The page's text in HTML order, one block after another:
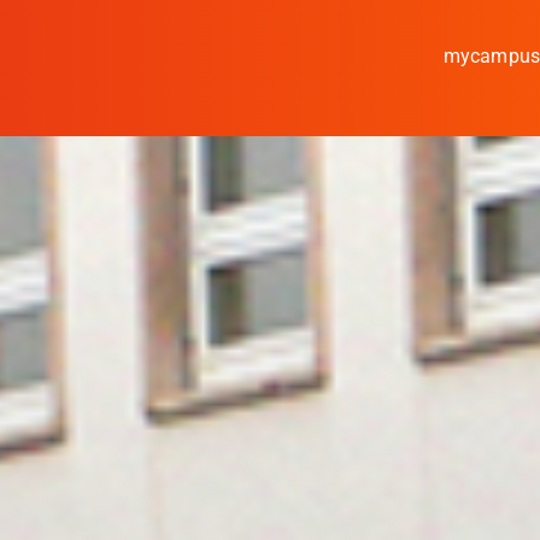
mycampus
Studieren
Forschen
Kooperieren
Hochschule Coburg
Regionalentwicklung